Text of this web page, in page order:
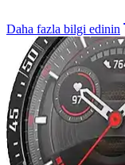
Daha fazla bilgi edinin